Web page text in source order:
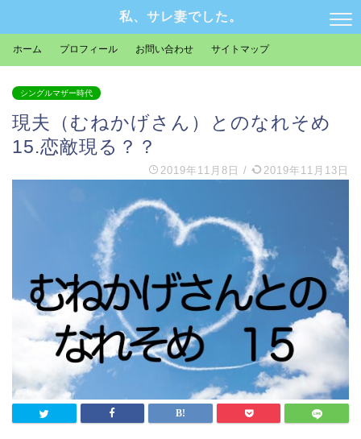
私、サレ妻でした。
ホーム プロフィール お問い合わせ サイトマップ
シングルマザー時代
現夫（むねかげさん）とのなれそめ
15.恋敵現る？？
2019年11月8日 / 2019年11月13日